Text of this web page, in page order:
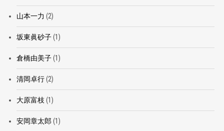
山本一力 (2)
坂東眞砂子(1)
倉橋由美子(1)
清岡卓行(2)
大原富枝 (1)
安岡章太郎 (1)